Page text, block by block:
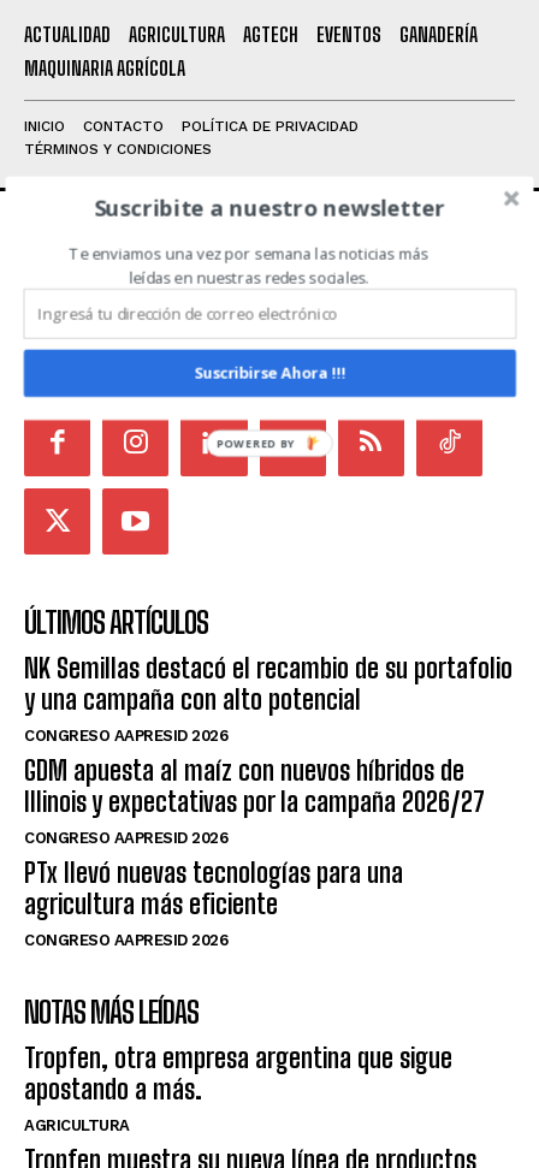
Leí y acepto laPolítica de Privacidad
ACTUALIDAD AGRICULTURA AGTECH EVENTOS
GANADERÍA
MAQUINARIA AGRÍCOLA
INICIO CONTACTO
POLÍTICA DE PRIVACIDAD
TÉRMINOS Y CONDICIONES
ACERCA DE NOSOTROS
Noticias de Campo es un medio independiente
focalizado en Redes Sociales que intenta aglutinar
todas las noticias del sector en un sólo lugar.
ÚLTIMOS ARTÍCULOS
NK Semillas destacó el recambio de su portafolio
y una campaña con alto potencial
CONGRESO AAPRESID 2026
GDM apuesta al maíz con nuevos híbridos de
Illinois y expectativas por la campaña 2026/27
CONGRESO AAPRESID 2026
PTx llevó nuevas tecnologías para una
agricultura más eficiente
CONGRESO AAPRESID 2026
NOTAS MÁS LEÍDAS
Tropfen, otra empresa argentina que sigue
apostando a más.
AGRICULTURA
Tropfen muestra su nueva línea de productos
Suscribite a nuestro newsletter
Te enviamos una vez por semana las noticias más
leídas en nuestras redes sociales.
Suscribirse Ahora !!!
POWERED